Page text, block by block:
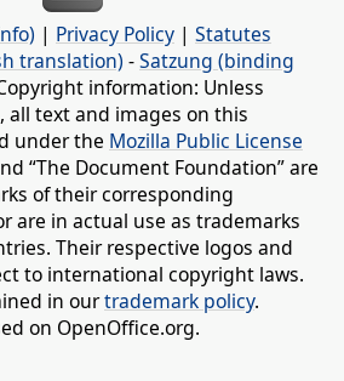
| Privacy Policy | Statutes
translation) -Satzung (binding
information: Unless
all text and images on this
under the Mozilla Public License
“The Document Foundation” are
of their corresponding
are in actual use as trademarks
Their respective logos and
to international copyright laws.
in ourtrademark policy.
on OpenOffice.org.